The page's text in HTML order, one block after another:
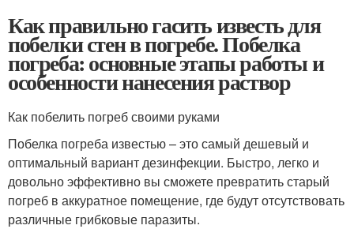
Как правильно гасить известь для
побелки стен в погребе. Побелка
погреба: основные этапы работы и
особенности нанесения раствор
Как побелить погреб своими руками
Побелка погреба известью – это самый дешевый и
оптимальный вариант дезинфекции. Быстро, легко и
довольно эффективно вы сможете превратить старый
погреб в аккуратное помещение, где будут отсутствовать
различные грибковые паразиты.